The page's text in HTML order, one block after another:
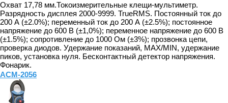
Охват 17,78 мм.Токоизмерительные клещи-мультиметр.
Разрядность дисплея 2000-9999. TrueRMS. Постоянный ток до
200 А (±2.0%); переменный ток до 200 А (±2.5%); постоянное
напряжение до 600 В (±1,0%); переменное напряжение до 600 В
(±1.5%); сопротивление до 1000 Ом (±3%); прозвонка цепи,
проверка диодов. Удержание показаний, MAX/MIN, удержание
пиков, установка нуля. Бесконтактный детектор напряжения.
Фонарик.
АСМ-2056